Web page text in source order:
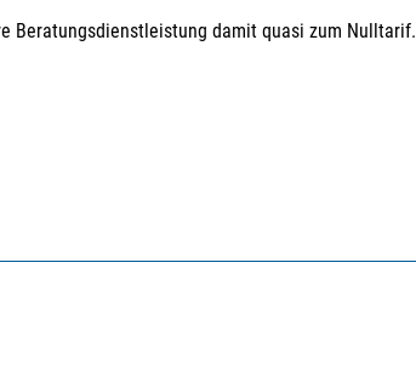
Beratungsdienstleistung damit quasi zum Nulltarif.